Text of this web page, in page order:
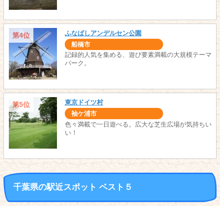
第4位 ふなばしアンデルセン公園
船橋市
記録的人気を集める、遊び要素満載の大規模テーマ
パーク。
第5位 東京ドイツ村
袖ケ浦市
色々満載で一日遊べる。広大な芝生広場が気持ちい
い！
千葉県の駅近スポット ベスト５